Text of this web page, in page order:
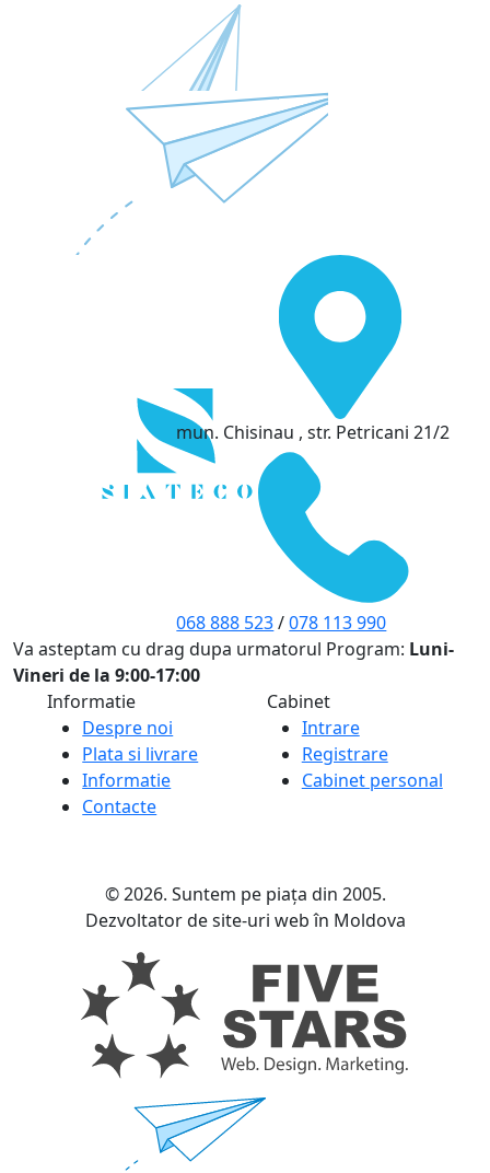
mun. Chisinau , str. Petricani 21/2
068 888 523/078 113 990
Va asteptam cu drag dupa urmatorul Program: Luni-
Vineri de la 9:00-17:00
Informatie
Despre noi
Plata si livrare
Informatie
Contacte
Cabinet
Intrare
Registrare
Cabinet personal
© 2026. Suntem pe piața din 2005.
Dezvoltator de site-uri web în Moldova